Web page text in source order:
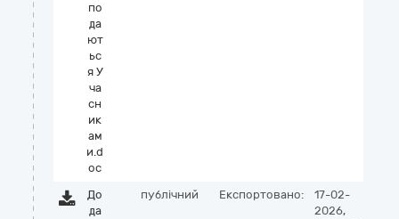
по
да
ют
ьс
я У
ча
сн
ик
ам
и.d
oc
До
да
публічний Експортовано:
17-02-
2026,